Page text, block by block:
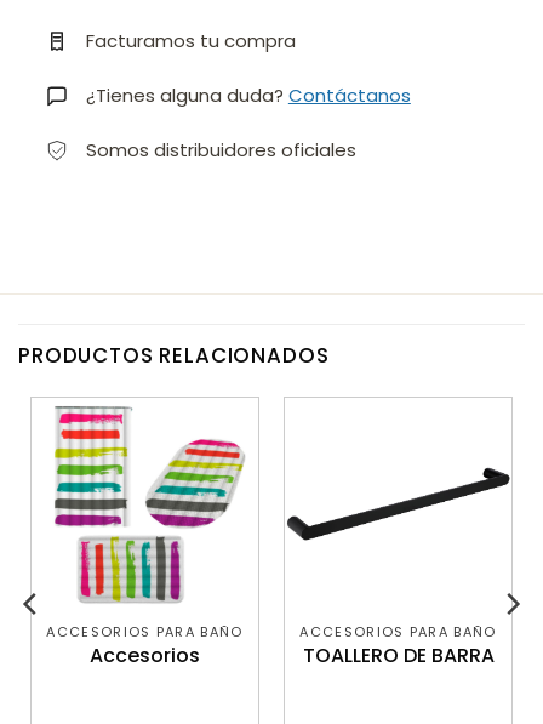
Facturamos tu compra
¿Tienes alguna duda? Contáctanos
Somos distribuidores oficiales
PRODUCTOS RELACIONADOS
ACCESORIOS PARA BAÑO
Accesorios
ACCESORIOS PARA BAÑO
TOALLERO DE BARRA